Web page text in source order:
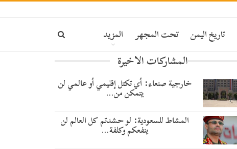
تاريخ اليمن تحت المجهر المزيد
المشاركات الاخيرة
خارجية صنعاء: أي تكتل إقليمي أو عالمي لن
يتمكن من…
المشاط للسعودية: لو حشدتم كل العالم لن
ينفعكم وكلفة…